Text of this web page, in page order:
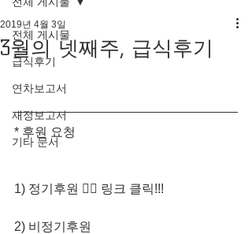
전체 게시물
급식후기
연차보고서
재정보고서
기타 문서
3월의 넷째주, 급식후기
2019년 4월 3일
* 후원 요청
1) 정기후원 👈🏻 링크 클릭!!!
2) 비정기후원